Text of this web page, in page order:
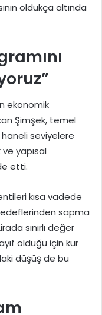
oldukça altında
ekonomik
Şimşek, temel
haneli seviyelere
yapısal
etti.
kısa vadede
sapma
sınırlı değer
olduğu için kur
düşüş de bu